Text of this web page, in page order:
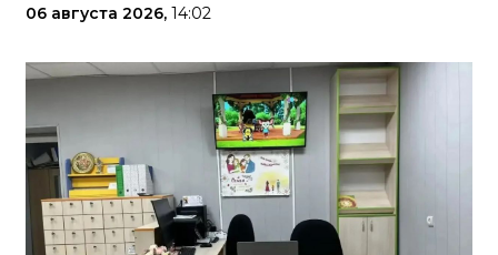
06 августа 2026, 14:02